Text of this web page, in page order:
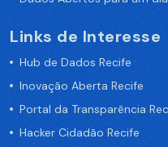
Links de Interesse
Hub de Dados Recife
Inovação Aberta Recife
Portal da Transparência
Hacker Cidadão Recife